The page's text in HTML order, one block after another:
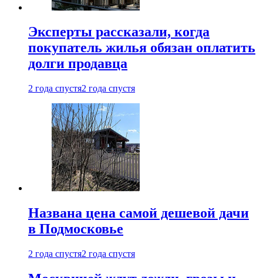
Эксперты рассказали, когда
покупатель жилья обязан оплатить
долги продавца
2 года спустя2 года спустя
Названа цена самой дешевой дачи
в Подмосковье
2 года спустя2 года спустя